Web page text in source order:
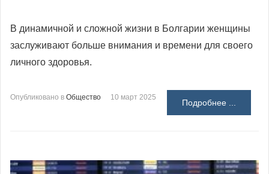
В динамичной и сложной жизни в Болгарии женщины
заслуживают больше внимания и времени для своего
личного здоровья.
Опубликовано в Общество 10 март 2025
Подробнее ...